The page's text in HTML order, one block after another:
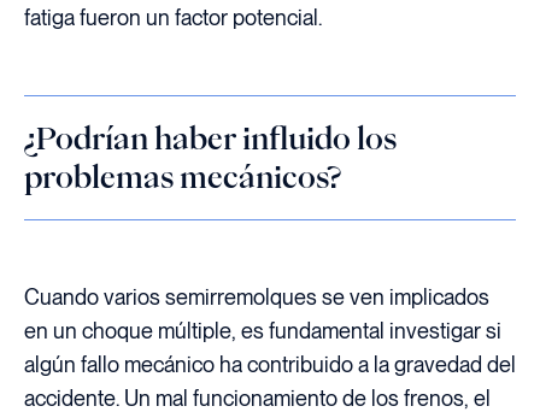
fatiga fueron un factor potencial.
¿Podrían haber influido los
problemas mecánicos?
Cuando varios semirremolques se ven implicados
en un choque múltiple, es fundamental investigar si
algún fallo mecánico ha contribuido a la gravedad del
accidente. Un mal funcionamiento de los frenos, el